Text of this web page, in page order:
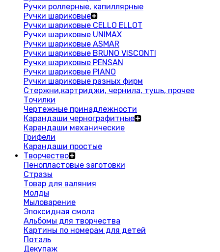
Ручки роллерные, капиллярные
Ручки шариковые
Ручки шариковые CELLO ELLOT
Ручки шариковые UNIMAX
Ручки шариковые ASMAR
Ручки шариковые BRUNO VISCONTI
Ручки шариковые PENSAN
Ручки шариковые PIANO
Ручки шариковые разных фирм
Стержни,картриджи, чернила, тушь, прочее
Точилки
Чертежные принадлежности
Карандаши чернографитные
Карандаши механические
Грифели
Карандаши простые
Творчество
Пенопластовые заготовки
Стразы
Товар для валяния
Молды
Мыловарение
Эпоксидная смола
Альбомы для творчества
Картины по номерам для детей
Поталь
Декупаж